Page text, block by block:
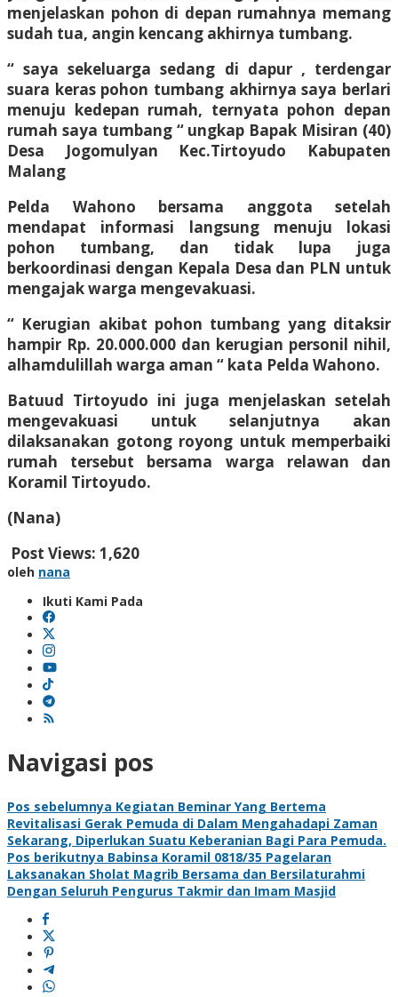
menjelaskan pohon di depan rumahnya memang
sudah tua, angin kencang akhirnya tumbang.
“ saya sekeluarga sedang di dapur , terdengar
suara keras pohon tumbang akhirnya saya berlari
menuju kedepan rumah, ternyata pohon depan
rumah saya tumbang “ ungkap Bapak Misiran (40)
Desa Jogomulyan Kec.Tirtoyudo Kabupaten
Malang
Pelda Wahono bersama anggota setelah
mendapat informasi langsung menuju lokasi
pohon tumbang, dan tidak lupa juga
berkoordinasi dengan Kepala Desa dan PLN untuk
mengajak warga mengevakuasi.
“ Kerugian akibat pohon tumbang yang ditaksir
hampir Rp. 20.000.000 dan kerugian personil nihil,
alhamdulillah warga aman “ kata Pelda Wahono.
Batuud Tirtoyudo ini juga menjelaskan setelah
mengevakuasi untuk selanjutnya akan
dilaksanakan gotong royong untuk memperbaiki
rumah tersebut bersama warga relawan dan
Koramil Tirtoyudo.
(Nana)
Post Views: 1,620
oleh nana
Ikuti Kami Pada
Navigasi pos
Pos sebelumnya Kegiatan Beminar Yang Bertema
Revitalisasi Gerak Pemuda di Dalam Mengahadapi Zaman
Sekarang, Diperlukan Suatu Keberanian Bagi Para Pemuda.
Pos berikutnya Babinsa Koramil 0818/35 Pagelaran
Laksanakan Sholat Magrib Bersama dan Bersilaturahmi
Dengan Seluruh Pengurus Takmir dan Imam Masjid